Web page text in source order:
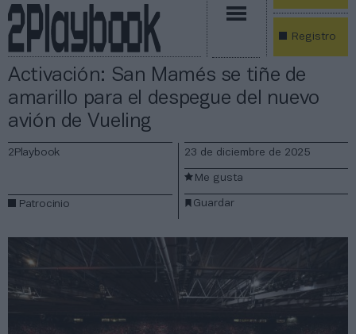
Registro
Activación: San Mamés se tiñe de
amarillo para el despegue del nuevo
avión de Vueling
2Playbook
Patrocinio
23 de diciembre de 2025
Guardar
Me gusta